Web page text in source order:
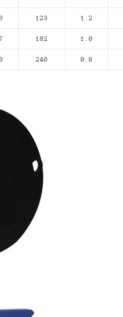
123 1.2
182 1.0
240 0.8